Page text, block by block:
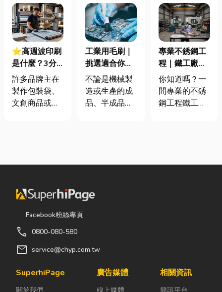
⭐高週波印刷
是什麼？3分
鐘搞懂壓印原
理、適用材質
與嘉義網版印
許多品牌主在
製作包裝袋、
文創商品或塑
圖案缺乏質
要讓產品在視
覺與觸覺上同
步升級，了解
網版印刷 的搭
配技巧就是關
印在塑膠上的
工業用毛刷｜
挑選適合你的
產業的刷子工
業用毛刷
不論是機械製
造或生產的成
品、半成品，
除，此時如何
學問，下面小
希望能讓你在
考的文章。 工
專業不銹鋼工
程｜鐵工廠直
營 × 客製化設
計、製造、安
裝
你知道嗎？一
間專業的不銹
鋼工程鐵工
門片修理及鐵
性、耐用性與
Facebook粉絲專頁
call 0800-080-580
mail service@chyp.com.tw
SuperhiPage
關於我們
廣告媒體
線上媒體
相關資訊
簡訊平台